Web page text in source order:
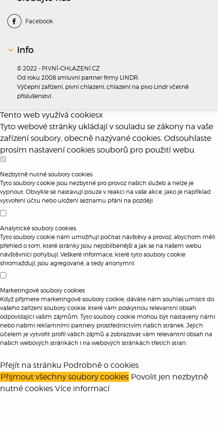
Facebook
Info
© 2022 - PIVNÍ-CHLAZENÍ.CZ
Od roku 2008 smluvní partner firmy LINDR.
Výčepní zařízení, pivní chlazení, chlazení na pivo Lindr včetně
příslušenství.
Tento web využívá cookiesx
Tyto webové stránky ukládají v souladu se zákony na vaše
zařízení soubory, obecně nazývané cookies. Odsouhlaste
prosím nastavení cookies souborů pro použití webu.
Nezbytně nutné soubory cookies
Tyto soubory cookie jsou nezbytné pro provoz našich služeb a nelze je
vypnout. Obvykle se nastavují pouze v reakci na vaše akce, jako je například
vytvoření účtu nebo uložení seznamu přání na později.
Analytické soubory cookies
Tyto soubory cookie nám umožňují počítat návštěvy a provoz, abychom měli
přehled o tom, které stránky jsou nejoblíbenější a jak se na našem webu
návštěvníci pohybují. Veškeré informace, které tyto soubory cookie
shromažďují, jsou agregované, a tedy anonymní.
Marketingové soubory cookies
Když přijmete marketingové soubory cookie, dáváte nám souhlas umístit do
vašeho zařízení soubory cookie, které vám poskytnou relevantní obsah
odpovídající vašim zájmům. Tyto soubory cookie mohou být nastaveny námi
nebo našimi reklamními partnery prostřednictvím našich stránek. Jejich
účelem je vytvořit profil vašich zájmů a zobrazovat vám relevantní obsah na
našich webových stránkách i na webových stránkách třetích stran.
Přejít na stránku Podrobně o cookies
Přijmout všechny soubory cookies Povolit jen nezbytně
nutné cookies Více informací